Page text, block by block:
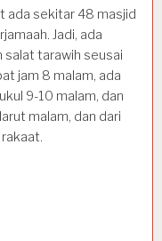
ada sekitar 48 masjid
Jadi, ada
salat tarawih seusai
jam 8 malam, ada
9-10 malam, dan
malam, dan dari